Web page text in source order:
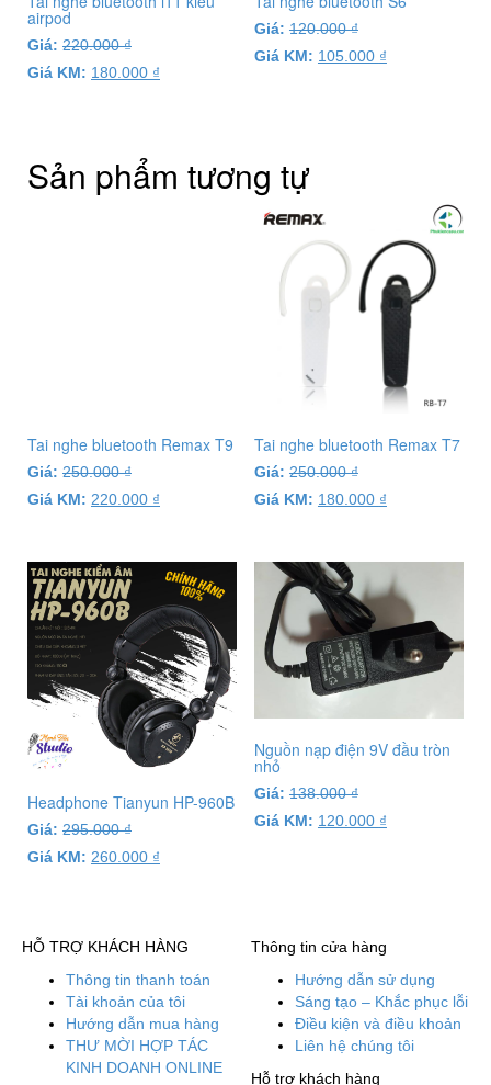
airpod
Giá: 220.000₫
Giá KM: 180.000 ₫
Giá: 120.000₫
Giá KM: 105.000 ₫
Sản phẩm tương tự
Tai nghe bluetooth Remax T9
Giá: 250.000₫
Giá KM: 220.000 ₫
Tai nghe bluetooth Remax T7
Giá: 250.000₫
Giá KM: 180.000 ₫
Headphone Tianyun HP-960B
Giá: 295.000₫
Giá KM: 260.000 ₫
Nguồn nạp điện 9V đầu tròn
nhỏ
Giá: 138.000₫
Giá KM: 120.000 ₫
HỖ TRỢ KHÁCH HÀNG
Thông tin thanh toán
Tài khoản của tôi
Hướng dẫn mua hàng
THƯ MỜI HỢP TÁC
KINH DOANH ONLINE
Thông tin cửa hàng
Hướng dẫn sử dụng
Sáng tạo – Khắc phục lỗi
Điều kiện và điều khoản
Liên hệ chúng tôi
Hỗ trợ khách hàng